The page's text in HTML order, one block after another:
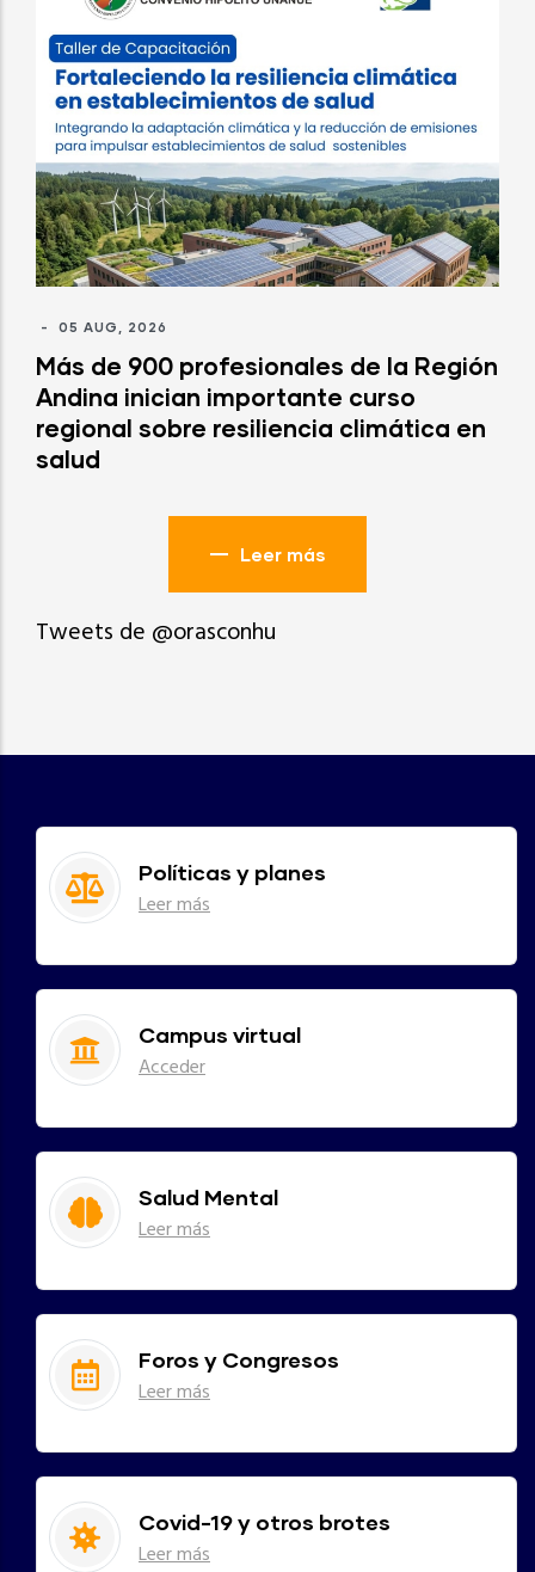
- 05 AUG, 2026
Más de 900 profesionales de la Región
Andina inician importante curso
regional sobre resiliencia climática en
salud
Leer más
Tweets de @orasconhu
Políticas y planes
Leer más
Campus virtual
Acceder
Salud Mental
Leer más
Foros y Congresos
Leer más
Covid-19 y otros brotes
Leer más